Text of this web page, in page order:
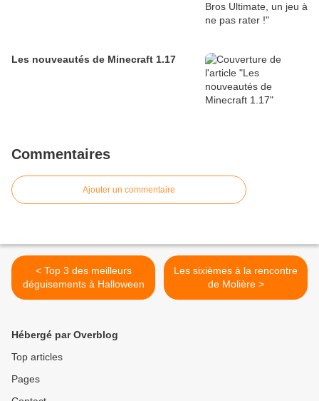
Les nouveautés de Minecraft 1.17
Commentaires
Ajouter un commentaire
< Top 3 des meilleurs
déguisements à Halloween
Les sixièmes à la rencontre
de Molière >
Hébergé par Overblog
Top articles
Pages